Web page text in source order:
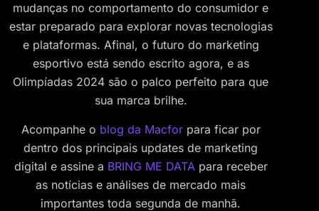
mudanças no comportamento do consumidor e
estar preparado para explorar novas tecnologias
e plataformas. Afinal, o futuro do marketing
esportivo está sendo escrito agora, e as
Olimpíadas 2024 são o palco perfeito para que
sua marca brilhe.
Acompanhe o blog da Macforpara ficar por
dentro dos principais updates de marketing
digital e assine a BRING ME DATApara receber
as notícias e análises de mercado mais
importantes toda segunda de manhã.